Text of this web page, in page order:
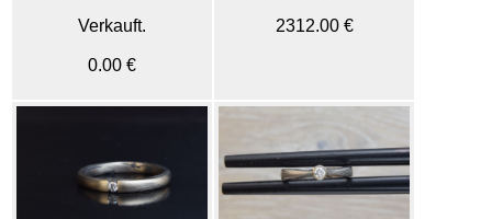
Verkauft.
0.00 €
2312.00 €